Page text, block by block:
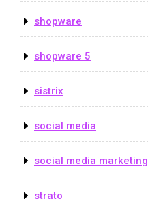
shopware
shopware 5
sistrix
social media
social media marketing
strato